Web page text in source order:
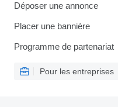
Déposer une annonce
Placer une bannière
Programme de partenariat
Pour les entreprises